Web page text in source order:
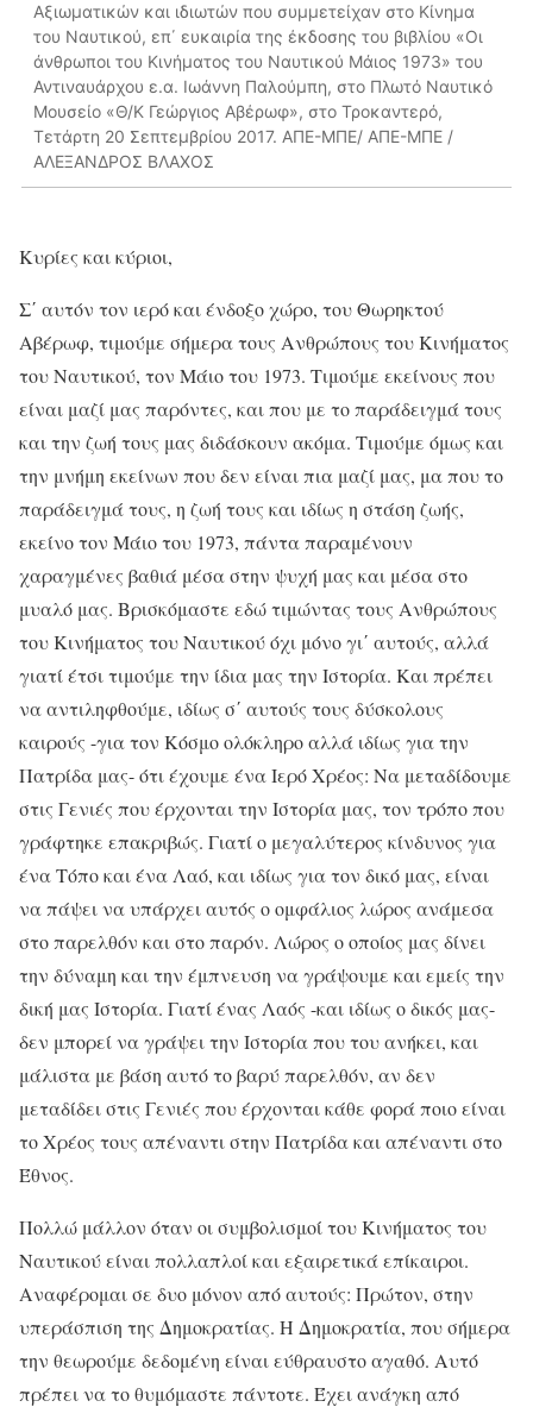
Αξιωματικών και ιδιωτών που συμμετείχαν στο Κίνημα
του Ναυτικού, επ΄ ευκαιρία της έκδοσης του βιβλίου «Οι
άνθρωποι του Κινήματος του Ναυτικού Μάιος 1973» του
Αντιναυάρχου ε.α. Ιωάννη Παλούμπη, στο Πλωτό Ναυτικό
Μουσείο «Θ/Κ Γεώργιος Αβέρωφ», στο Τροκαντερό,
Τετάρτη 20 Σεπτεμβρίου 2017. ΑΠΕ-ΜΠΕ/ ΑΠΕ-ΜΠΕ /
ΑΛΕΞΑΝΔΡΟΣ ΒΛΑΧΟΣ
Κυρίες και κύριοι,
Σ΄ αυτόν τον ιερό και ένδοξο χώρο, του Θωρηκτού
Αβέρωφ, τιμούμε σήμερα τους Ανθρώπους του Κινήματος
του Ναυτικού, τον Μάιο του 1973. Τιμούμε εκείνους που
είναι μαζί μας παρόντες, και που με το παράδειγμά τους
και την ζωή τους μας διδάσκουν ακόμα. Τιμούμε όμως και
την μνήμη εκείνων που δεν είναι πια μαζί μας, μα που το
παράδειγμά τους, η ζωή τους και ιδίως η στάση ζωής,
εκείνο τον Μάιο του 1973, πάντα παραμένουν
χαραγμένες βαθιά μέσα στην ψυχή μας και μέσα στο
μυαλό μας. Βρισκόμαστε εδώ τιμώντας τους Ανθρώπους
του Κινήματος του Ναυτικού όχι μόνο γι΄ αυτούς, αλλά
γιατί έτσι τιμούμε την ίδια μας την Ιστορία. Και πρέπει
να αντιληφθούμε, ιδίως σ΄ αυτούς τους δύσκολους
καιρούς -για τον Κόσμο ολόκληρο αλλά ιδίως για την
Πατρίδα μας- ότι έχουμε ένα Ιερό Χρέος: Να μεταδίδουμε
στις Γενιές που έρχονται την Ιστορία μας, τον τρόπο που
γράφτηκε επακριβώς. Γιατί ο μεγαλύτερος κίνδυνος για
ένα Τόπο και ένα Λαό, και ιδίως για τον δικό μας, είναι
να πάψει να υπάρχει αυτός ο ομφάλιος λώρος ανάμεσα
στο παρελθόν και στο παρόν. Λώρος ο οποίος μας δίνει
την δύναμη και την έμπνευση να γράψουμε και εμείς την
δική μας Ιστορία. Γιατί ένας Λαός -και ιδίως ο δικός μας-
δεν μπορεί να γράψει την Ιστορία που του ανήκει, και
μάλιστα με βάση αυτό το βαρύ παρελθόν, αν δεν
μεταδίδει στις Γενιές που έρχονται κάθε φορά ποιο είναι
το Χρέος τους απέναντι στην Πατρίδα και απέναντι στο
Έθνος.
Πολλώ μάλλον όταν οι συμβολισμοί του Κινήματος του
Ναυτικού είναι πολλαπλοί και εξαιρετικά επίκαιροι.
Αναφέρομαι σε δυο μόνον από αυτούς: Πρώτον, στην
υπεράσπιση της Δημοκρατίας. Η Δημοκρατία, που σήμερα
την θεωρούμε δεδομένη είναι εύθραυστο αγαθό. Αυτό
πρέπει να το θυμόμαστε πάντοτε. Έχει ανάγκη από